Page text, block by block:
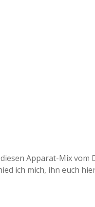
Appa­rat-Mix vom
ich mich, ihn euch